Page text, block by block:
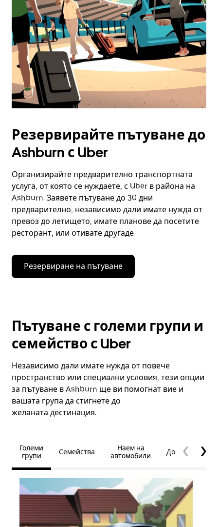
Резервирайте пътуване до
Ashburn с Uber
Организирайте предварително транспортната
услуга, от която се нуждаете, с Uber в района на
Ashburn. Заявете пътуване до 30 дни
предварително, независимо дали имате нужда от
превоз до летището, имате планове да посетите
ресторант, или отивате другаде.
Резервиране на пътуване
Пътуване с големи групи и
семейство с Uber
Независимо дали имате нужда от повече
пространство или специални условия, тези опции
за пътуване в Ashburn ще ви помогнат вие и
вашата група да стигнете до
желаната дестинация.
Големи
групи
Семейства
Наем на
автомобили
Достъпност